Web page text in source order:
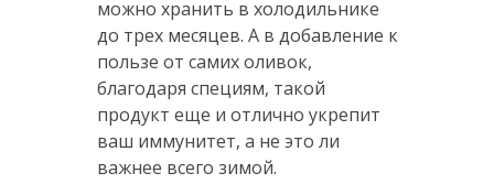
можно хранить в холодильнике
до трех месяцев. А в добавление к
пользе от самих оливок,
благодаря специям, такой
продукт еще и отлично укрепит
ваш иммунитет, а не это ли
важнее всего зимой.